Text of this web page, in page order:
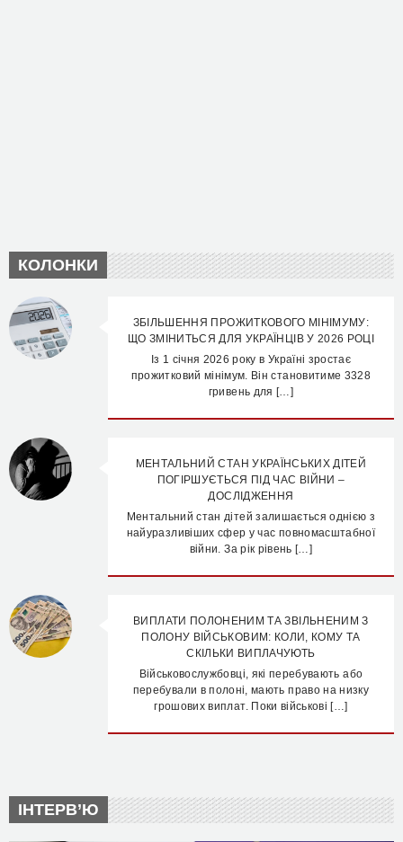
КОЛОНКИ
ЗБІЛЬШЕННЯ ПРОЖИТКОВОГО МІНІМУМУ:
ЩО ЗМІНИТЬСЯ ДЛЯ УКРАЇНЦІВ У 2026 РОЦІ
Із 1 січня 2026 року в Україні зростає
прожитковий мінімум. Він становитиме 3328
гривень для […]
МЕНТАЛЬНИЙ СТАН УКРАЇНСЬКИХ ДІТЕЙ
ПОГІРШУЄТЬСЯ ПІД ЧАС ВІЙНИ –
ДОСЛІДЖЕННЯ
Ментальний стан дітей залишається однією з
найуразливіших сфер у час повномасштабної
війни. За рік рівень […]
ВИПЛАТИ ПОЛОНЕНИМ ТА ЗВІЛЬНЕНИМ З
ПОЛОНУ ВІЙСЬКОВИМ: КОЛИ, КОМУ ТА
СКІЛЬКИ ВИПЛАЧУЮТЬ
Військовослужбовці, які перебувають або
перебували в полоні, мають право на низку
грошових виплат. Поки військові […]
ІНТЕРВ’Ю